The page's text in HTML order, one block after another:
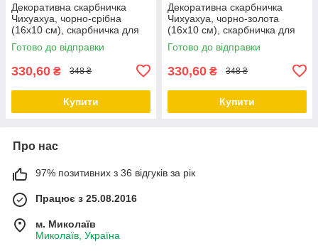
Декоративна скарбничка
Чихуахуа, чорно-срібна
(16х10 см), скарбничка для
грошей, скарбничка у вигляді
собачки
Готово до відправки
330,60 ₴ 348 ₴
Купити
Декоративна скарбничка
Чихуахуа, чорно-золота
(16х10 см), скарбничка для
грошей, скарбничка у вигляді
собачки
Готово до відправки
330,60 ₴ 348 ₴
Купити
Про нас
97% позитивних з 36 відгуків за рік
Працює з 25.08.2016
м. Миколаїв
Миколаїв, Україна